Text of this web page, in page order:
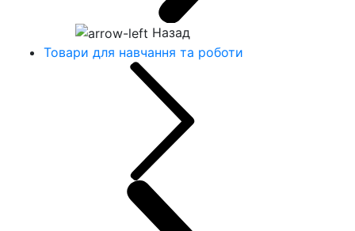
Назад
Товари для навчання та роботи